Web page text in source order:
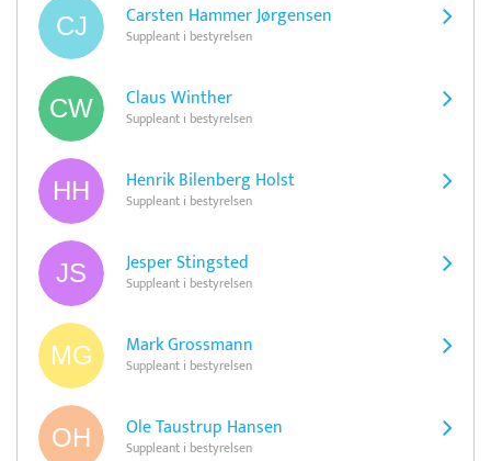
Carsten Hammer Jørgensen
Suppleant i bestyrelsen
Claus Winther
Suppleant i bestyrelsen
Henrik Bilenberg Holst
Suppleant i bestyrelsen
Jesper Stingsted
Suppleant i bestyrelsen
Mark Grossmann
Suppleant i bestyrelsen
Ole Taustrup Hansen
Suppleant i bestyrelsen